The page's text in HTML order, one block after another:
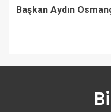
Başkan Aydın